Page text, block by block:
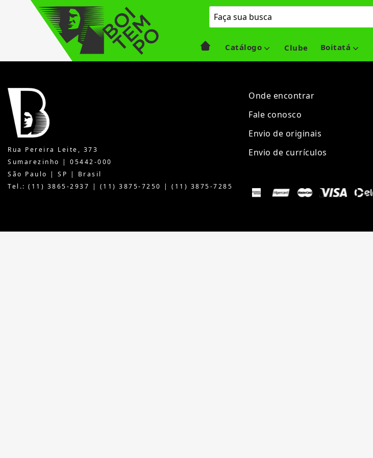
Catálogo Clube Boitatá
Rua Pereira Leite, 373
Sumarezinho | 05442-000
São Paulo | SP | Brasil
Tel.: (11) 3865-2937 | (11) 3875-7250 | (11) 3875-7285
Onde encontrar
Fale conosco
Envio de originais
Envio de currículos